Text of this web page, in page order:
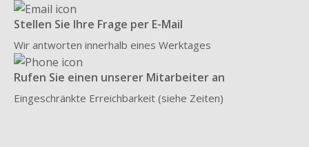
Stellen Sie Ihre Frage per E-Mail
Wir antworten innerhalb eines Werktages
Rufen Sie einen unserer Mitarbeiter an
Eingeschränkte Erreichbarkeit (siehe Zeiten)